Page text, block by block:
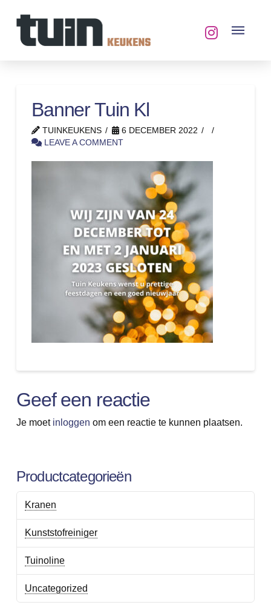
Banner Tuin Kl
TUINKEUKENS
6 DECEMBER 2022
LEAVE A COMMENT
Geef een reactie
Je moet inloggen om een reactie te kunnen plaatsen.
Productcategorieën
Kranen
Kunststofreiniger
Tuinoline
Uncategorized